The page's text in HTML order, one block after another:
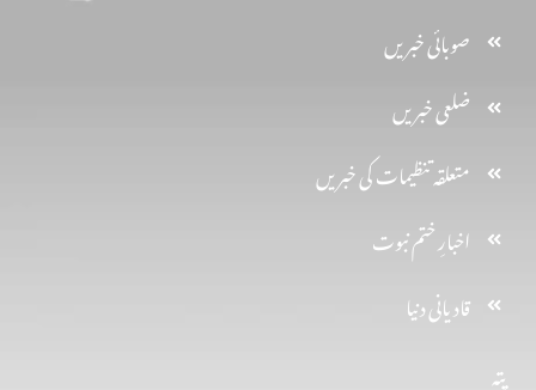
پتہ
صوبائی خبریں
ضلعی خبریں
متعلقہ تنظیمات کی خبریں
اخبارِ ختم نبوت
قادیانی دنیا